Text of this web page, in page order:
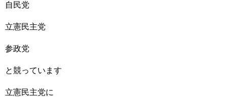
自民党
立憲民主党
参政党
と競っています
立憲民主党に